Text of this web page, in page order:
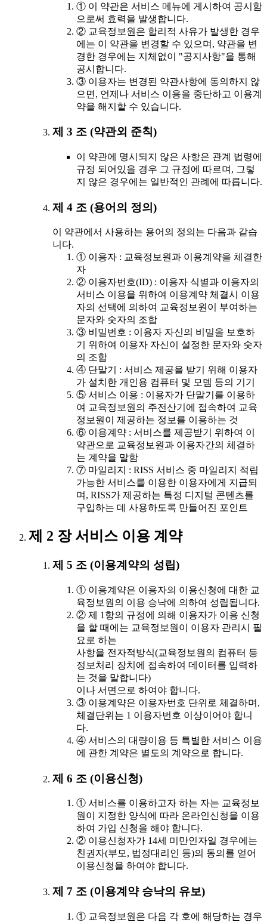
① 이 약관은 서비스 메뉴에 게시하여 공시함
으로써 효력을 발생합니다.
② 교육정보원은 합리적 사유가 발생한 경우
에는 이 약관을 변경할 수 있으며, 약관을 변
경한 경우에는 지체없이 "공지사항"을 통해
공시합니다.
③ 이용자는 변경된 약관사항에 동의하지 않
으면, 언제나 서비스 이용을 중단하고 이용계
약을 해지할 수 있습니다.
제 3 조 (약관외 준칙)
이 약관에 명시되지 않은 사항은 관계 법령에
규정 되어있을 경우 그 규정에 따르며, 그렇
지 않은 경우에는 일반적인 관례에 따릅니다.
제 4 조 (용어의 정의)
이 약관에서 사용하는 용어의 정의는 다음과 같습
니다.
① 이용자 : 교육정보원과 이용계약을 체결한
자
② 이용자번호(ID) : 이용자 식별과 이용자의
서비스 이용을 위하여 이용계약 체결시 이용
자의 선택에 의하여 교육정보원이 부여하는
문자와 숫자의 조합
③ 비밀번호 : 이용자 자신의 비밀을 보호하
기 위하여 이용자 자신이 설정한 문자와 숫자
의 조합
④ 단말기 : 서비스 제공을 받기 위해 이용자
가 설치한 개인용 컴퓨터 및 모뎀 등의 기기
⑤ 서비스 이용 : 이용자가 단말기를 이용하
여 교육정보원의 주전산기에 접속하여 교육
정보원이 제공하는 정보를 이용하는 것
⑥ 이용계약 : 서비스를 제공받기 위하여 이
약관으로 교육정보원과 이용자간의 체결하
는 계약을 말함
⑦ 마일리지 : RISS 서비스 중 마일리지 적립
가능한 서비스를 이용한 이용자에게 지급되
며, RISS가 제공하는 특정 디지털 콘텐츠를
구입하는 데 사용하도록 만들어진 포인트
제 2 장 서비스 이용 계약
제 5 조 (이용계약의 성립)
① 이용계약은 이용자의 이용신청에 대한 교
육정보원의 이용 승낙에 의하여 성립됩니다.
② 제 1항의 규정에 의해 이용자가 이용 신청
을 할 때에는 교육정보원이 이용자 관리시 필
요로 하는
사항을 전자적방식(교육정보원의 컴퓨터 등
정보처리 장치에 접속하여 데이터를 입력하
는 것을 말합니다)
이나 서면으로 하여야 합니다.
③ 이용계약은 이용자번호 단위로 체결하며,
체결단위는 1 이용자번호 이상이어야 합니
다.
④ 서비스의 대량이용 등 특별한 서비스 이용
에 관한 계약은 별도의 계약으로 합니다.
제 6 조 (이용신청)
① 서비스를 이용하고자 하는 자는 교육정보
원이 지정한 양식에 따라 온라인신청을 이용
하여 가입 신청을 해야 합니다.
② 이용신청자가 14세 미만인자일 경우에는
친권자(부모, 법정대리인 등)의 동의를 얻어
이용신청을 하여야 합니다.
제 7 조 (이용계약 승낙의 유보)
① 교육정보원은 다음 각 호에 해당하는 경우